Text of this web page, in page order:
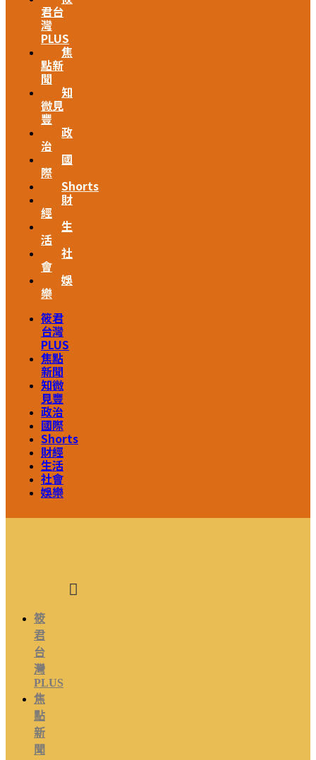
君台
灣
PLUS
焦
點新
聞
知
微見
豐
政
治
國
際
Shorts
財
經
生
活
社
會
娛
樂
筱君
台灣
PLUS
焦點
新聞
知微
見豐
政治
國際
Shorts
財經
生活
社會
娛樂
筱
君
台
灣
PLUS
焦
點
新
聞